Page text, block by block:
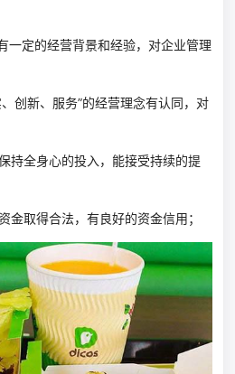
一定的经营背景和经验，对企业管理
创新、服务”的经营理念有认同，对
持全身心的投入，能接受持续的提
金取得合法，有良好的资金信用；